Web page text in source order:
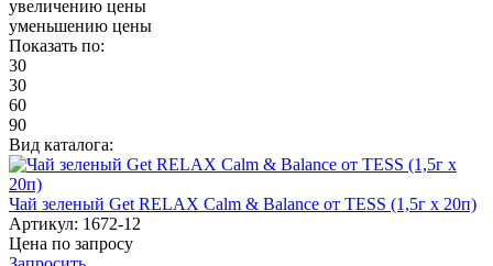
увеличению цены
уменьшению цены
Показать по:
30
30
60
90
Вид каталога:
Чай зеленый Get RELAX Calm & Balance от TESS (1,5г х 20п)
Артикул: 1672-12
Цена по запросу